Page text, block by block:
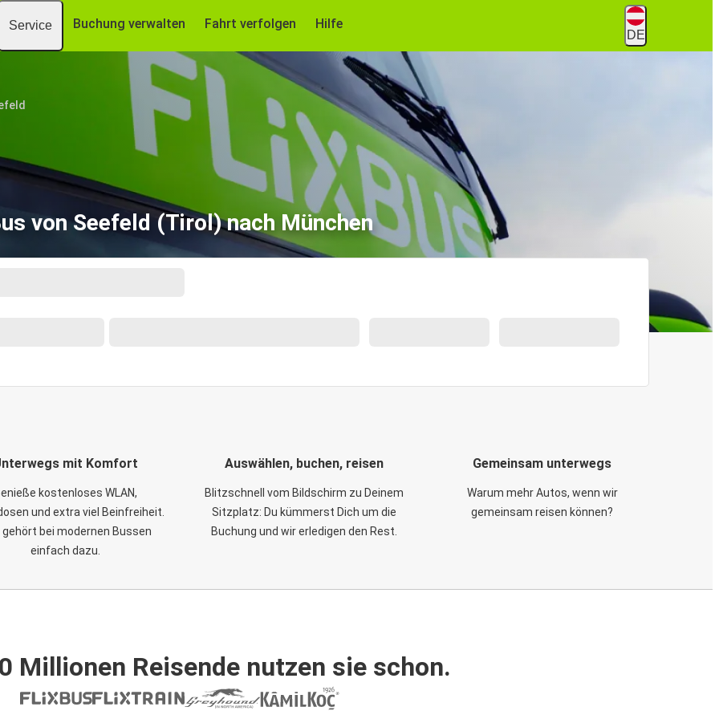
Service Buchung verwalten Fahrt verfolgen Hilfe
DE
von Seefeld (Tirol) nach München
mit Komfort
kostenloses WLAN,
und extra viel Beinfreiheit.
gehört bei modernen Bussen
einfach dazu.
Auswählen, buchen, reisen
Blitzschnell vom Bildschirm zu Deinem
Sitzplatz: Du kümmerst Dich um die
Buchung und wir erledigen den Rest.
Gemeinsam unterwegs
Warum mehr Autos, wenn wir
gemeinsam reisen können?
Millionen Reisende nutzen sie schon.